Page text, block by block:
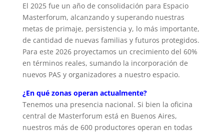
El 2025 fue un año de consolidación para Espacio
Masterforum, alcanzando y superando nuestras
metas de primaje, persistencia y, lo más importante,
de cantidad de nuevas familias y futuros protegidos.
Para este 2026 proyectamos un crecimiento del 60%
en términos reales, sumando la incorporación de
nuevos PAS y organizadores a nuestro espacio.
¿En qué zonas operan actualmente?
Tenemos una presencia nacional. Si bien la oficina
central de Masterforum está en Buenos Aires,
nuestros más de 600 productores operan en todas